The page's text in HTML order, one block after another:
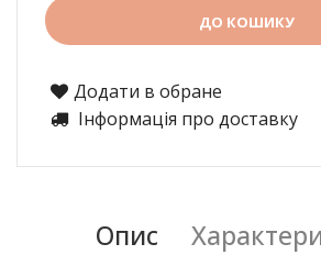
Додати в обране
Інформація про доставку
Опис